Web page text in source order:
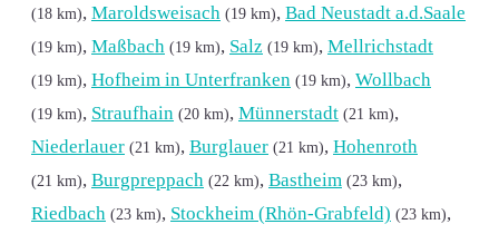
(18 km), Maroldsweisach (19 km), Bad Neustadt a.d.Saale
(19 km), Maßbach (19 km), Salz (19 km), Mellrichstadt
(19 km), Hofheim in Unterfranken (19 km), Wollbach
(19 km), Straufhain (20 km), Münnerstadt (21 km),
Niederlauer (21 km), Burglauer (21 km), Hohenroth
(21 km), Burgpreppach (22 km), Bastheim (23 km),
Riedbach (23 km), Stockheim (Rhön-Grabfeld) (23 km),